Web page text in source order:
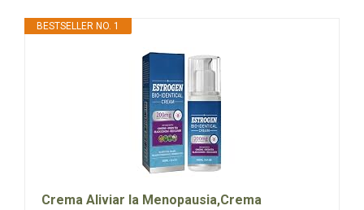
BESTSELLER NO. 1
Crema Aliviar la Menopausia,Crema